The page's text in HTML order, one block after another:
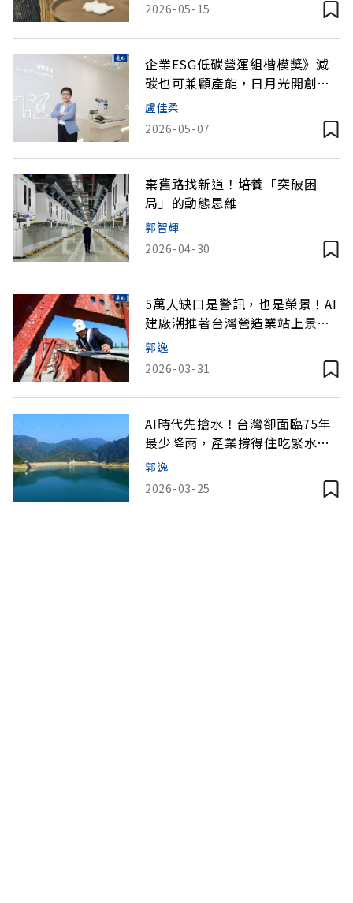
2026-05-15
企業ESG低碳營運組楷模獎》減
碳也可兼顧產能，日月光開創雙
贏新局
盧佳柔
2026-05-07
棄舊路找新道！培養「突破困
局」的動態思維
郭智輝
2026-04-30
5萬人缺口是警訊，也是榮景！AI
建廠潮推著台灣營造業站上景氣
高峰
郭逸
2026-03-31
AI時代先搶水！台灣卻面臨75年
最少降雨，產業撐得住吃緊水
情？
郭逸
2026-03-25